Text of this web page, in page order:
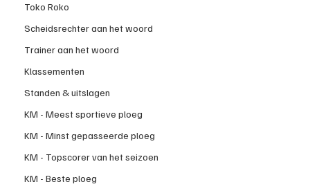
Toko Roko
Scheidsrechter aan het woord
Trainer aan het woord
Klassementen
Standen & uitslagen
KM - Meest sportieve ploeg
KM - Minst gepasseerde ploeg
KM - Topscorer van het seizoen
KM - Beste ploeg